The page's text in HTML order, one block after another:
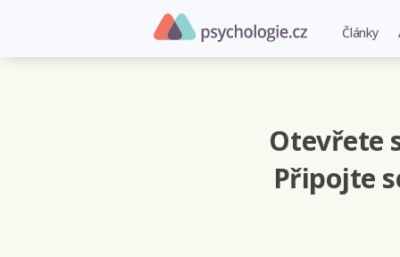
Články
Otevřete
Připojte